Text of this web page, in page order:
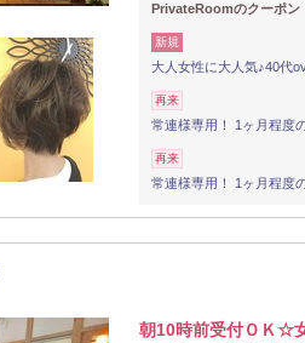
PrivateRoomのクーポン
新規
大人女性に大人気♪40代
再来
常連様専用！ 1ヶ月程度
再来
常連様専用！ 1ヶ月程度
朝10時前受付ＯＫ☆